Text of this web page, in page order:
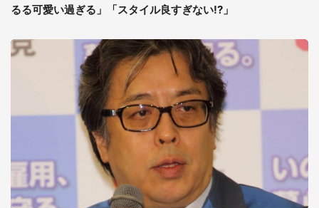
るる可愛い過ぎる」「スタイル良すぎない!?」